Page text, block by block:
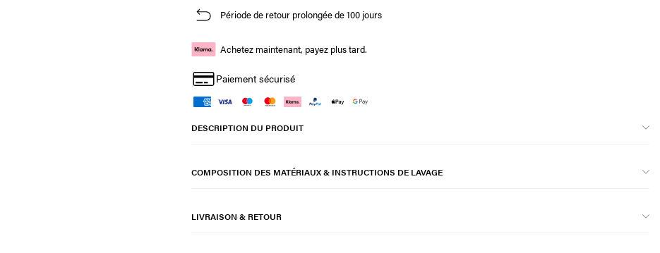
Période de retour prolongée de 100 jours
Achetez maintenant, payez plus tard.
Paiement sécurisé
DESCRIPTION DU PRODUIT
COMPOSITION DES MATÉRIAUX & INSTRUCTIONS DE LAVAGE
LIVRAISON & RETOUR